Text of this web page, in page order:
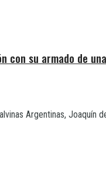
con su armado de
Argentinas, Joaquín